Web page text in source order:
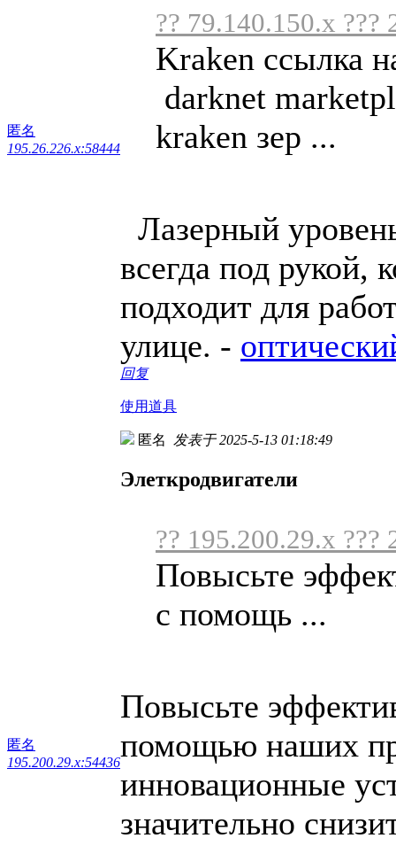
匿名
195.26.226.x:58444
?? 79.140.150.x ???
Kraken ссылка
darknet
kraken зер ...
Лазерный
всегда под рукой,
подходит для
улице. -
回复
使用道具
匿名
195.200.29.x:54436
匿名 发表于 2025-5-13 01:18:49
Элеткродвигатели
?? 195.200.29.x ???
Повысьте
с помощь ...
Повысьте
помощью наших
инновационные
значительно